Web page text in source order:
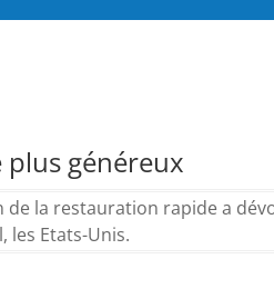
plus généreux
la restauration rapide a
les Etats-Unis.